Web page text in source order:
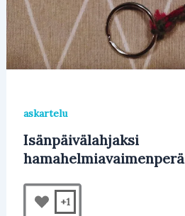
askartelu
Isänpäivälahjaksi
hamahelmiavaimenperä
+1